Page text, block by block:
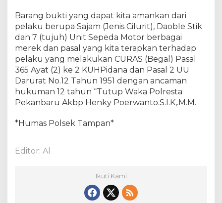
Barang bukti yang dapat kita amankan dari
pelaku berupa Sajam (Jenis Cilurit), Daoble Stik
dan 7 (tujuh) Unit Sepeda Motor berbagai
merek dan pasal yang kita terapkan terhadap
pelaku yang melakukan CURAS (Begal) Pasal
365 Ayat (2) ke 2 KUHPidana dan Pasal 2 UU
Darurat No.12 Tahun 1951 dengan ancaman
hukuman 12 tahun “Tutup Waka Polresta
Pekanbaru Akbp Henky Poerwanto.S.I.K,.M.M.
*Humas Polsek Tampan*
Editor: Al
Ikuti Kami